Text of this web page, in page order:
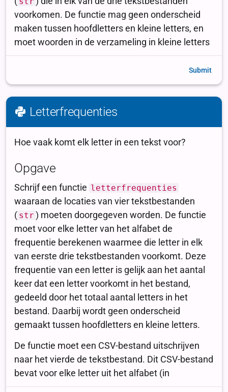
Submit
Letterfrequenties